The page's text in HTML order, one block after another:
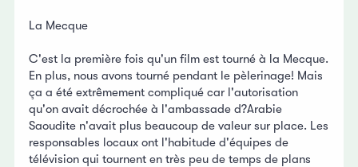
La Mecque
C'est la première fois qu'un film est tourné à la Mecque.
En plus, nous avons tourné pendant le pèlerinage! Mais
ça a été extrêmement compliqué car l'autorisation
qu'on avait décrochée à l'ambassade d?Arabie
Saoudite n'avait plus beaucoup de valeur sur place. Les
responsables locaux ont l'habitude d'équipes de
télévision qui tournent en très peu de temps de plans